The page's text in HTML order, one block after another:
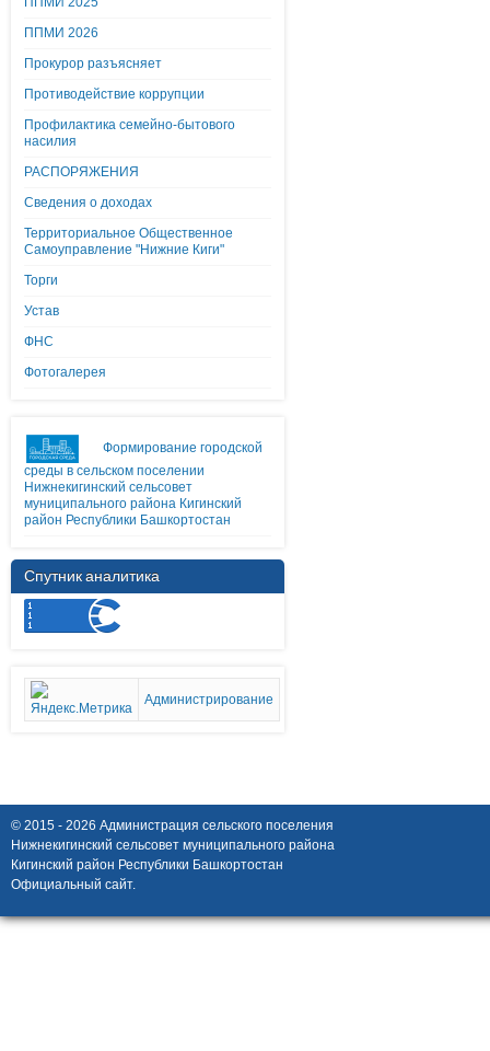
ППМИ 2026
Прокурор разъясняет
Противодействие коррупции
Профилактика семейно-бытового
насилия
РАСПОРЯЖЕНИЯ
Сведения о доходах
Территориальное Общественное
Самоуправление "Нижние Киги"
Торги
Устав
ФНС
Фотогалерея
Формирование городской
среды в сельском поселении
Нижнекигинский сельсовет
муниципального района Кигинский
район Республики Башкортостан
Спутник аналитика
Администрирование
© 2015 - 2026 Администрация сельского поселения
Нижнекигинский сельсовет муниципального района
Кигинский район Республики Башкортостан
Официальный сайт.